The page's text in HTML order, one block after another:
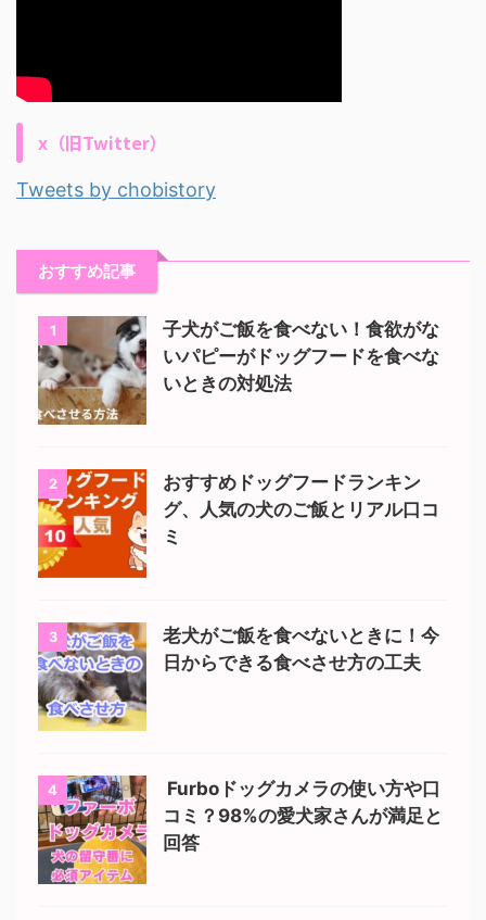
x（旧Twitter）
Tweets by chobistory
おすすめ記事
1
子犬がご飯を食べない！食欲がな
いパピーがドッグフードを食べな
いときの対処法
2
おすすめドッグフードランキン
グ、人気の犬のご飯とリアル口コ
ミ
3
老犬がご飯を食べないときに！今
日からできる食べさせ方の工夫
4
Furboドッグカメラの使い方や口
コミ？98%の愛犬家さんが満足と
回答